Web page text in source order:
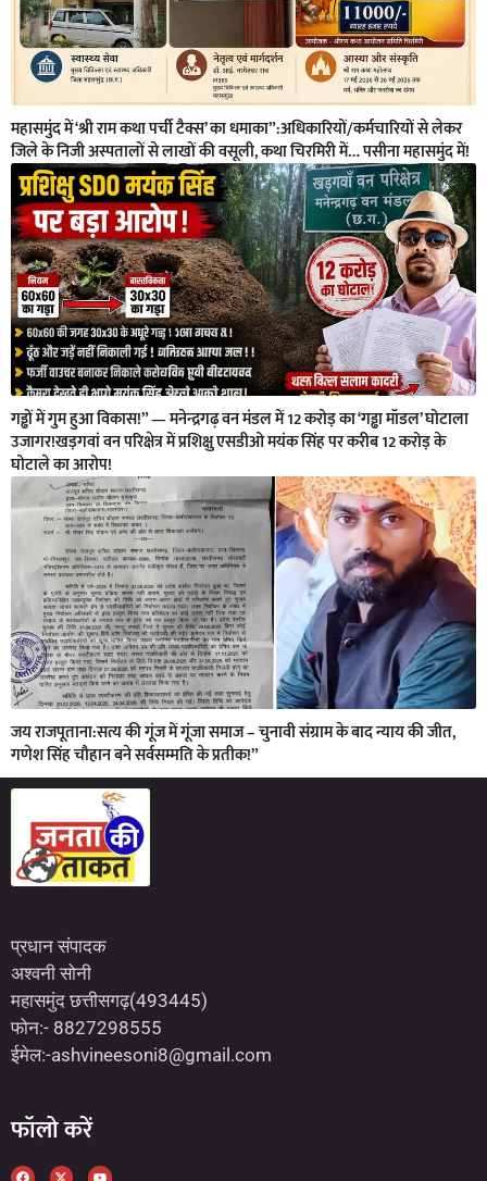
महासमुंद में ‘श्री राम कथा पर्ची टैक्स’ का धमाका”:अधिकारियों/कर्मचारियों से लेकर
जिले के निजी अस्पतालों से लाखों की वसूली, कथा चिरमिरी में… पसीना महासमुंद में!
गड्ढों में गुम हुआ विकास!” — मनेन्द्रगढ़ वन मंडल में 12 करोड़ का ‘गड्ढा मॉडल’ घोटाला
उजागर!खड़गवां वन परिक्षेत्र में प्रशिक्षु एसडीओ मयंक सिंह पर करीब 12 करोड़ के
घोटाले का आरोप!
जय राजपूताना:सत्य की गूंज में गूंजा समाज – चुनावी संग्राम के बाद न्याय की जीत,
गणेश सिंह चौहान बने सर्वसम्मति के प्रतीक!”
प्रधान संपादक
अश्वनी सोनी
महासमुंद छत्तीसगढ़(493445)
फोन:- 8827298555
ईमेल:-ashvineesoni8@gmail.com
फॉलो करें